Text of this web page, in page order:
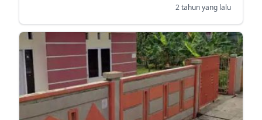
2 tahun yang lalu